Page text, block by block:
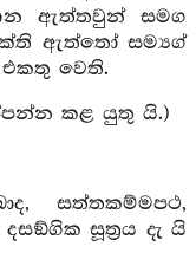
ඇත්තවුන් සමග
ඇත්තෝ සම්‍යග්
වෙති.
කළ යුතු යි.)
සත්තකම්මපථ,
සූත්‍රය දැ යි